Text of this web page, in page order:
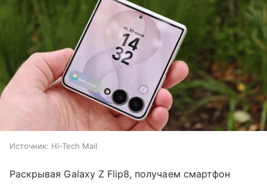
Источник: Hi-Tech Mail
Раскрывая Galaxy Z Flip8, получаем смартфон